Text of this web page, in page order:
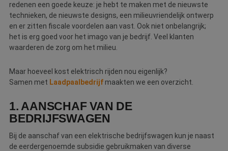
Contact
redenen een goede keuze: je hebt te maken met de nieuwste
technieken, de nieuwste designs, een milieuvriendelijk ontwerp
en er zitten fiscale voordelen aan vast. Ook niet onbelangrijk;
het is erg goed voor het imago van je bedrijf. Veel klanten
waarderen de zorg om het milieu.
Maar hoeveel kost elektrisch rijden nou eigenlijk?
Samen met Laadpaalbedrijf maakten we een overzicht.
1. AANSCHAF VAN DE
BEDRIJFSWAGEN
Bij de aanschaf van een elektrische bedrijfswagen kun je naast
de eerdergenoemde subsidie gebruikmaken van diverse